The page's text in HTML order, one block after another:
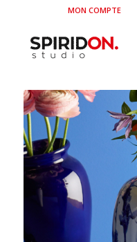
MON COMPTE